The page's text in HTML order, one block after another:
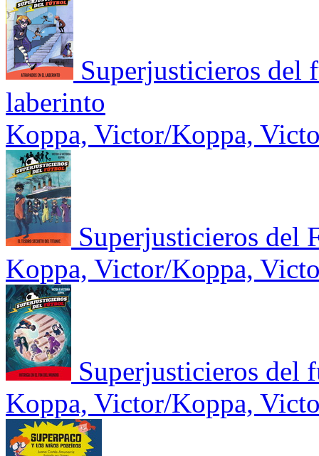
Superjusticieros del
laberinto
Koppa, Victor/Koppa,
Superjusticieros del
Koppa, Victor/Koppa,
Superjusticieros del
Koppa, Victor/Koppa,